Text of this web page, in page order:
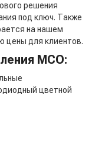
решения
под ключ. Также
на нашем
цены для клиентов.
МСО:
цветной